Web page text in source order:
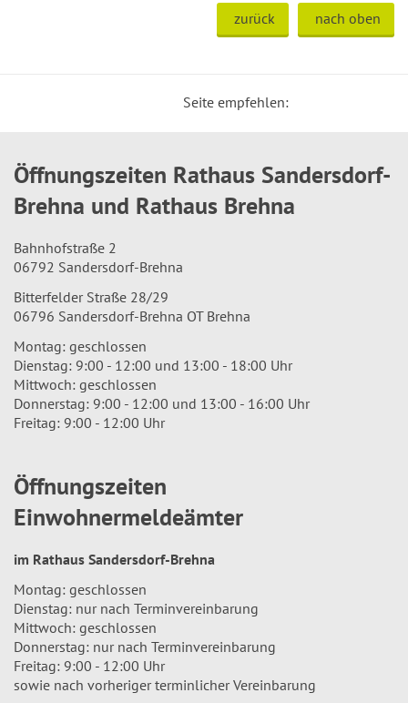
zurück nach oben
Seite empfehlen:
Öffnungszeiten Rathaus Sandersdorf-
Brehna und Rathaus Brehna
Bahnhofstraße 2
06792 Sandersdorf-Brehna
Bitterfelder Straße 28/29
06796 Sandersdorf-Brehna OT Brehna
Montag: geschlossen
Dienstag: 9:00 - 12:00 und 13:00 - 18:00 Uhr
Mittwoch: geschlossen
Donnerstag: 9:00 - 12:00 und 13:00 - 16:00 Uhr
Freitag: 9:00 - 12:00 Uhr
Öffnungszeiten
Einwohnermeldeämter
im Rathaus Sandersdorf-Brehna
Montag: geschlossen
Dienstag: nur nach Terminvereinbarung
Mittwoch: geschlossen
Donnerstag: nur nach Terminvereinbarung
Freitag: 9:00 - 12:00 Uhr
sowie nach vorheriger terminlicher Vereinbarung